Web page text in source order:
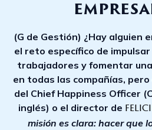
(G de Gestión) ¿Hay alguien
el reto específico de
trabajadores y fomentar
en todas las compañías,
del Chief Happiness Officer
inglés) o el director de
misión es clara: hacer que